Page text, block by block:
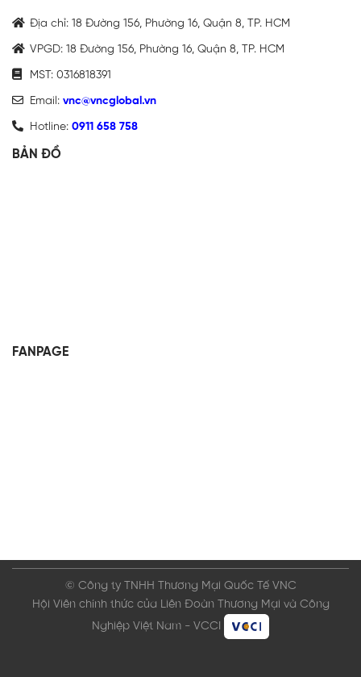
Địa chỉ: 18 Đường 156, Phường 16, Quận 8, TP. HCM
VPGD: 18 Đường 156, Phường 16, Quận 8, TP. HCM
MST: 0316818391
Email: vnc@vncglobal.vn
Hotline: 0911 658 758
BẢN ĐỒ
FANPAGE
© Công ty TNHH Thương Mại Quốc Tế VNC
Hội Viên chính thức của Liên Đoàn Thương Mại và Công
Nghiệp Việt Nam - VCCI